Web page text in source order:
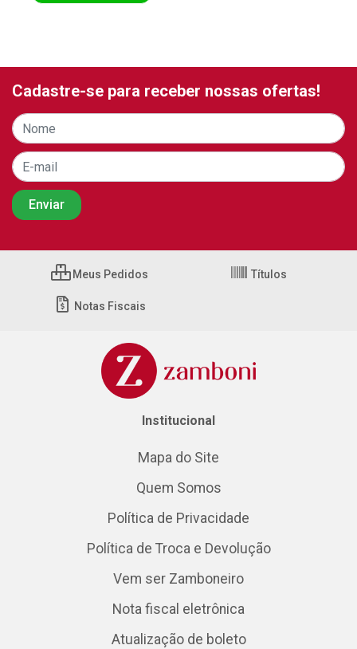
Cadastre-se para receber nossas ofertas!
Meus Pedidos Títulos
Notas Fiscais
Institucional
Mapa do Site
Quem Somos
Política de Privacidade
Política de Troca e Devolução
Vem ser Zamboneiro
Nota fiscal eletrônica
Atualização de boleto